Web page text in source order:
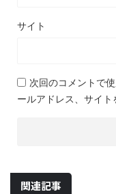
サイト
次回のコメントで
ールアドレス、サイト
関連記事